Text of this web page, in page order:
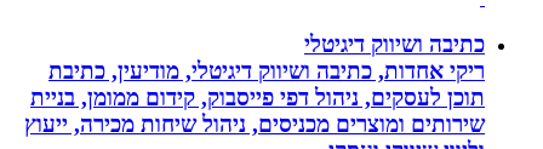
כתיבה ושיווק דיגיטלי
ריקי אחדות, כתיבה ושיווק דיגיטלי, מודיעין, כתיבת
תוכן לעסקים, ניהול דפי פייסבוק, קידום ממומן, בניית
שירותים ומוצרים מכניסים, ניהול שיחות מכירה, ייעוץ